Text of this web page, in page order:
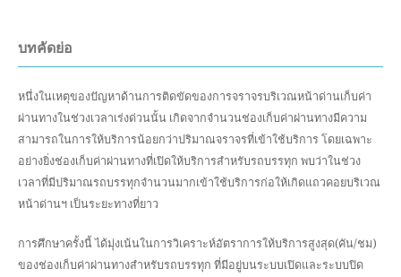
บทคัดย่อ
หนึ่งในเหตุของปัญหาด้านการติดขัดของการจราจรบริเวณหน้าด่านเก็บค่า
ผ่านทางในช่วงเวลาเร่งด่วนนั้น เกิดจากจำนวนช่องเก็บค่าผ่านทางมีความ
สามารถในการให้บริการน้อยกว่าปริมาณจราจรที่เข้าใช้บริการ โดยเฉพาะ
อย่างยิ่งช่องเก็บค่าผ่านทางที่เปิดให้บริการสำหรับรถบรรทุก พบว่าในช่วง
เวลาที่มีปริมาณรถบรรทุกจำนวนมากเข้าใช้บริการก่อให้เกิดแถวคอยบริเวณ
หน้าด่านฯ เป็นระยะทางที่ยาว
การศึกษาครั้งนี้ ได้มุ่งเน้นในการวิเคราะห์อัตราการให้บริการสูงสุด(คัน/ชม)
ของช่องเก็บค่าผ่านทางสำหรับรถบรรทุก ที่มีอยู่บนระบบเปิดและระบบปิด